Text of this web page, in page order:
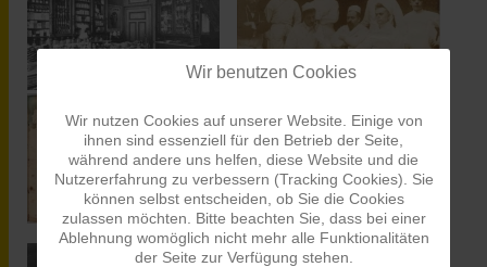
Wir benutzen Cookies
Wir nutzen Cookies auf unserer Website. Einige von
ihnen sind essenziell für den Betrieb der Seite,
während andere uns helfen, diese Website und die
Nutzererfahrung zu verbessern (Tracking Cookies). Sie
können selbst entscheiden, ob Sie die Cookies
zulassen möchten. Bitte beachten Sie, dass bei einer
Ablehnung womöglich nicht mehr alle Funktionalitäten
der Seite zur Verfügung stehen.